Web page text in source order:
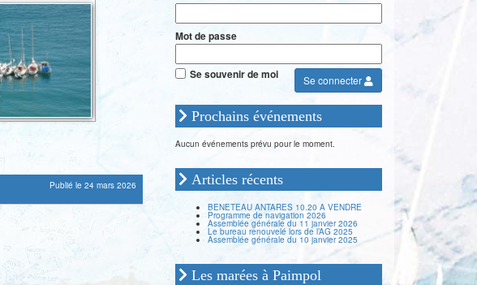
Publié le 24 mars 2026
Mot de passe
Se connecter
Se souvenir de moi
Prochains événements
Aucun événements prévu pour le moment.
Articles récents
BENETEAU ANTARES 10.20 A VENDRE
Programme de navigation 2026
Assemblée générale du 11 janvier 2026
Le bureau renouvelé lors de l’AG 2025
Assemblée générale du 10 janvier 2025
Les marées à Paimpol